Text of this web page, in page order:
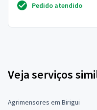
Pedido atendido
Veja serviços
Agrimensores em Birigui